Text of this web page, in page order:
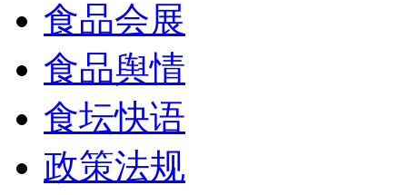
食品会展
食品舆情
食坛快语
政策法规